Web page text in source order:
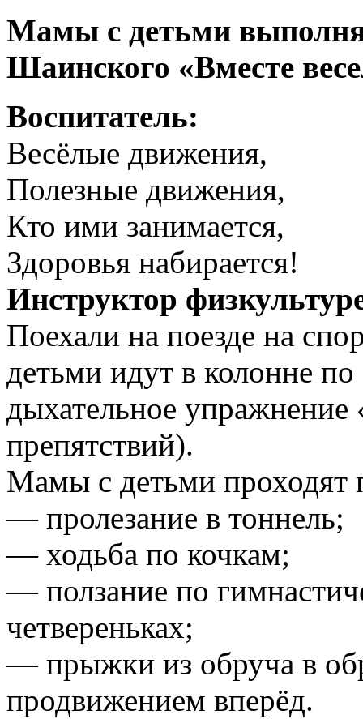
Мамы с детьми
Шаинского «Вместе
Воспитатель:
Весёлые движения,
Полезные движения,
Кто ими занимается,
Здоровья набирается!
Инструктор
Поехали на поезде на
детьми идут в колонне
дыхательное упражнение
препятствий).
Мамы с детьми проходят
— пролезание в тоннель;
— ходьба по кочкам;
— ползание по
четвереньках;
— прыжки из обруча в
продвижением вперёд.